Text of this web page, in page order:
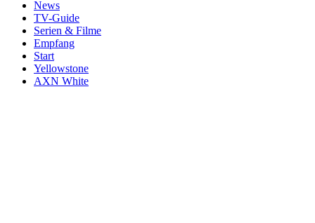
News
TV-Guide
Serien & Filme
Empfang
Start
Yellowstone
AXN White